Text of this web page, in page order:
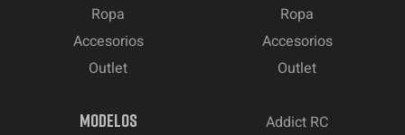
Ropa
Accesorios
Outlet
Ropa
Accesorios
Outlet
MODELOS
Addict RC